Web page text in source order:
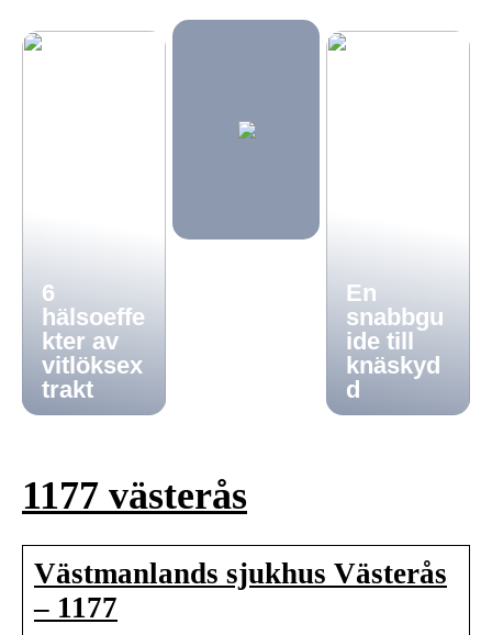
6
hälsoeffe
kter av
vitlöksex
trakt
En
snabbgu
ide till
knäskyd
d
1177 västerås
Västmanlands sjukhus Västerås
– 1177